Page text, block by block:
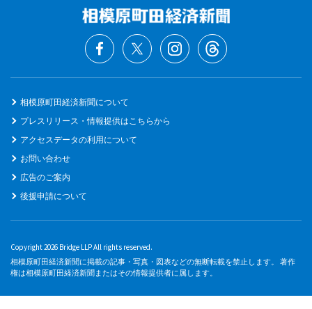
相模原町田経済新聞について
プレスリリース・情報提供はこちらから
アクセスデータの利用について
お問い合わせ
広告のご案内
後援申請について
Copyright 2026 Bridge LLP All rights reserved.
相模原町田経済新聞に掲載の記事・写真・図表などの無断転載を禁止します。 著作
権は相模原町田経済新聞またはその情報提供者に属します。